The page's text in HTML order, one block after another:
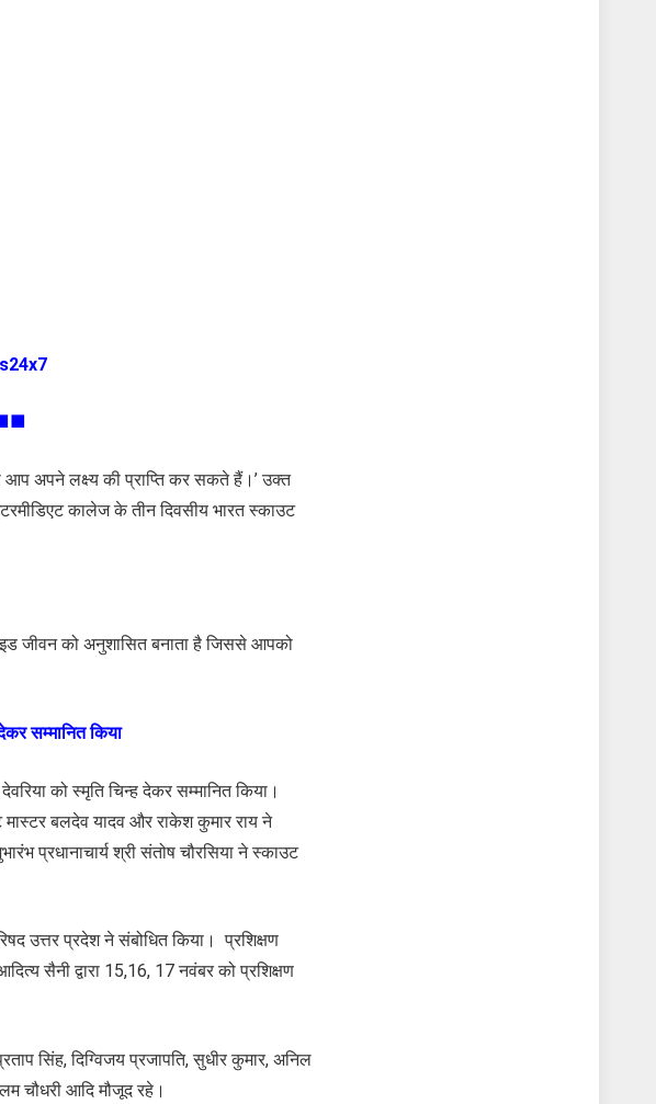
अपने लक्ष्य की प्राप्ति कर सकते हैं।’ उक्त
कालेज के तीन दिवसीय भारत स्काउट
जीवन को अनुशासित बनाता है जिससे आपको
सम्मानित किया
को स्मृति चिन्ह देकर सम्मानित किया।
मास्टर बलदेव यादव और राकेश कुमार राय ने
प्रधानाचार्य श्री संतोष चौरसिया ने स्काउट
उत्तर प्रदेश ने संबोधित किया। प्रशिक्षण
सैनी द्वारा 15,16, 17 नवंबर को प्रशिक्षण
सिंह, दिग्विजय प्रजापति, सुधीर कुमार, अनिल
चौधरी आदि मौजूद रहे।